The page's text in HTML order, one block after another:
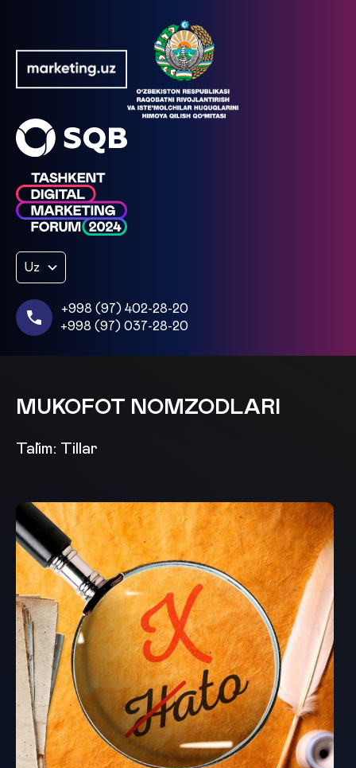
Uz
+998 (97) 402-28-20
+998 (97) 037-28-20
MUKOFOT NOMZODLARI
Ta`lim: Tillar